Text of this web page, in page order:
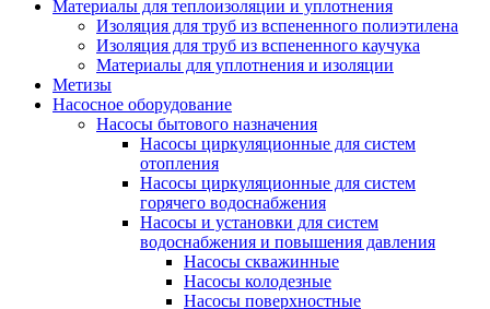
Материалы для теплоизоляции и уплотнения
Изоляция для труб из вспененного полиэтилена
Изоляция для труб из вспененного каучука
Материалы для уплотнения и изоляции
Метизы
Насосное оборудование
Насосы бытового назначения
Насосы циркуляционные для систем
отопления
Насосы циркуляционные для систем
горячего водоснабжения
Насосы и установки для систем
водоснабжения и повышения давления
Насосы скважинные
Насосы колодезные
Насосы поверхностные